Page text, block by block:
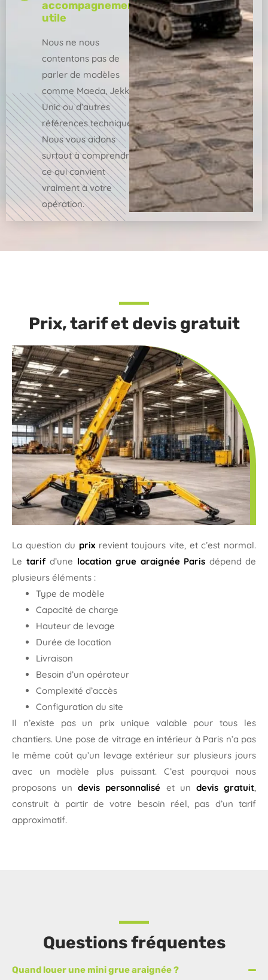
accompagnement
utile
Nous ne nous
contentons pas de
parler de modèles
comme Maeda, Jekko,
Unic ou d’autres
références techniques.
Nous vous aidons
surtout à comprendre
ce qui convient
vraiment à votre
opération.
Prix, tarif et devis gratuit
La question du prix revient toujours vite, et c’est normal.
Le tarifd’une location grue araignée Paris dépend de
plusieurs éléments :
Type de modèle
Capacité de charge
Hauteur de levage
Durée de location
Livraison
Besoin d’un opérateur
Complexité d’accès
Configuration du site
Il n’existe pas un prix unique valable pour tous les
chantiers. Une pose de vitrage en intérieur à Paris n’a pas
le même coût qu’un levage extérieur sur plusieurs jours
avec un modèle plus puissant. C’est pourquoi nous
proposons undevis personnalisé et un devis gratuit,
construit à partir de votre besoin réel, pas d’un tarif
approximatif.
Questions fréquentes
Quand louer une mini grue araignée ?